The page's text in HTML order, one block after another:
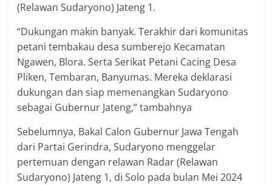
(Relawan Sudaryono) Jateng 1.
“Dukungan makin banyak. Terakhir dari komunitas
petani tembakau desa sumberejo Kecamatan
Ngawen, Blora. Serta Serikat Petani Cacing Desa
Pliken, Tembaran, Banyumas. Mereka deklarasi
dukungan dan siap memenangkan Sudaryono
sebagai Gubernur Jateng,” tambahnya
Sebelumnya, Bakal Calon Gubernur Jawa Tengah
dari Partai Gerindra, Sudaryono menggelar
pertemuan dengan relawan Radar (Relawan
Sudaryono) Jateng 1, di Solo pada bulan Mei 2024